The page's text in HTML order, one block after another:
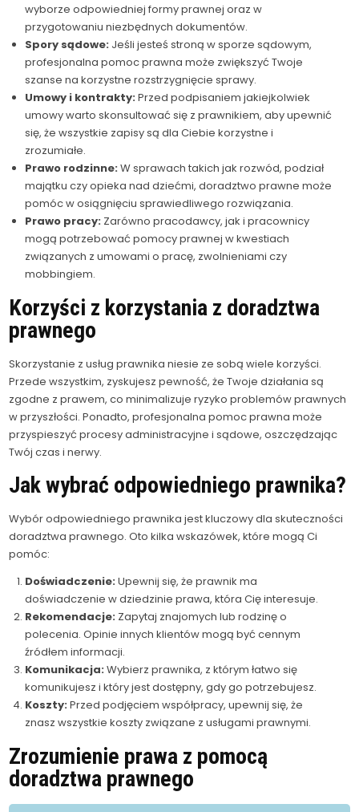
wyborze odpowiedniej formy prawnej oraz w
przygotowaniu niezbędnych dokumentów.
Spory sądowe: Jeśli jesteś stroną w sporze sądowym,
profesjonalna pomoc prawna może zwiększyć Twoje
szanse na korzystne rozstrzygnięcie sprawy.
Umowy i kontrakty:Przed podpisaniem jakiejkolwiek
umowy warto skonsultować się z prawnikiem, aby upewnić
się, że wszystkie zapisy są dla Ciebie korzystne i
zrozumiałe.
Prawo rodzinne:W sprawach takich jak rozwód, podział
majątku czy opieka nad dziećmi, doradztwo prawne może
pomóc w osiągnięciu sprawiedliwego rozwiązania.
Prawo pracy: Zarówno pracodawcy, jak i pracownicy
mogą potrzebować pomocy prawnej w kwestiach
związanych z umowami o pracę, zwolnieniami czy
mobbingiem.
Korzyści z korzystania z doradztwa
prawnego
Skorzystanie z usług prawnika niesie ze sobą wiele korzyści.
Przede wszystkim, zyskujesz pewność, że Twoje działania są
zgodne z prawem, co minimalizuje ryzyko problemów prawnych
w przyszłości. Ponadto, profesjonalna pomoc prawna może
przyspieszyć procesy administracyjne i sądowe, oszczędzając
Twój czas i nerwy.
Jak wybrać odpowiedniego prawnika?
Wybór odpowiedniego prawnika jest kluczowy dla skuteczności
doradztwa prawnego. Oto kilka wskazówek, które mogą Ci
pomóc:
Doświadczenie:Upewnij się, że prawnik ma
doświadczenie w dziedzinie prawa, która Cię interesuje.
Rekomendacje: Zapytaj znajomych lub rodzinę o
polecenia. Opinie innych klientów mogą być cennym
źródłem informacji.
Komunikacja:Wybierz prawnika, z którym łatwo się
komunikujesz i który jest dostępny, gdy go potrzebujesz.
Koszty:Przed podjęciem współpracy, upewnij się, że
znasz wszystkie koszty związane z usługami prawnymi.
Zrozumienie prawa z pomocą
doradztwa prawnego